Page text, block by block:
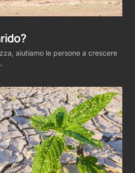
aiutiamo le persone a crescere